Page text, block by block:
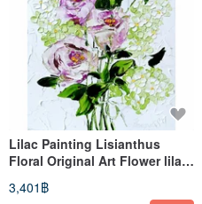
Lilac Painting Lisianthus
Floral Original Art Flower lilac
3,401฿